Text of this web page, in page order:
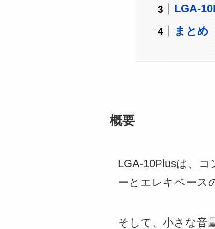
LGA-
まとめ
概要
LGA-10Plusは、
ーとエレキベース
そして、小さな音